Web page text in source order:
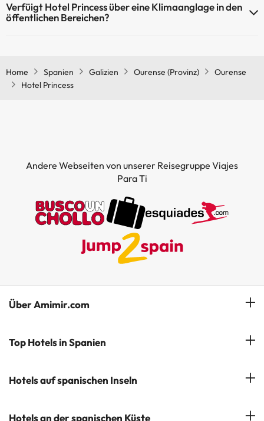
Verfüigt Hotel Princess über eine Klimaanglage in den
öffentlichen Bereichen?
Home
Spanien Galizien Ourense (Provinz)
Ourense
Hotel Princess
Andere Webseiten von unserer Reisegruppe Viajes
Para Ti
Über Amimir.com
Unser Team
Newsletter abonnieren
Top Hotels in Spanien
Hotels in Salou
Hotels auf spanischen Inseln
Hotels auf Mallorca
Hotels an der spanischen Küste